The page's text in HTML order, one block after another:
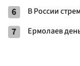
6 В России
7 Ермолаев